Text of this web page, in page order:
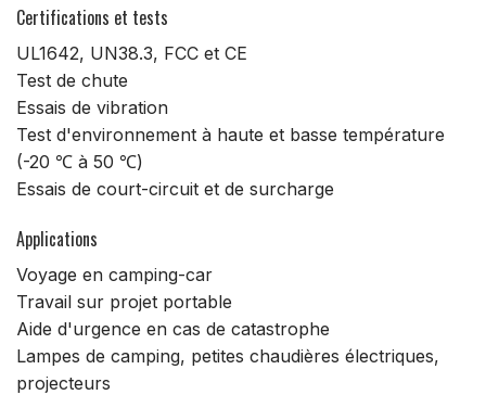
Certifications et tests
UL1642, UN38.3, FCC et CE
Test de chute
Essais de vibration
Test d'environnement à haute et basse température
(-20 ℃ à 50 ℃)
Essais de court-circuit et de surcharge
Applications
Voyage en camping-car
Travail sur projet portable
Aide d'urgence en cas de catastrophe
Lampes de camping, petites chaudières électriques,
projecteurs